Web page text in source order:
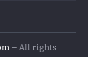
– All rights